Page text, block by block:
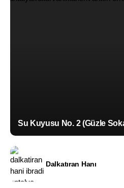
Su Kuyusu No. 2 (Güzle
Dalkatıran Hanı